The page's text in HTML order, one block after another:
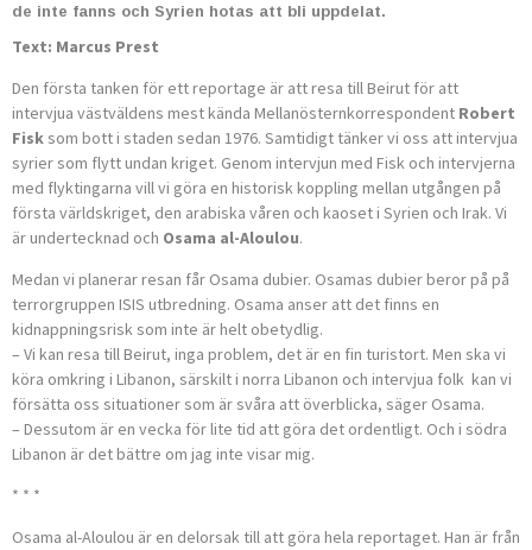
de inte fanns och Syrien hotas att bli uppdelat.
Text: Marcus Prest
Den första tanken för ett reportage är att resa till Beirut för att
intervjua västväldens mest kända Mellanösternkorrespondent Robert
Fisksom bott i staden sedan 1976. Samtidigt tänker vi oss att intervjua
syrier som flytt undan kriget. Genom intervjun med Fisk och intervjerna
med flyktingarna vill vi göra en historisk koppling mellan utgången på
första världskriget, den arabiska våren och kaoset i Syrien och Irak. Vi
är undertecknad och Osama al-Aloulou.
Medan vi planerar resan får Osama dubier. Osamas dubier beror på på
terrorgruppen ISIS utbredning. Osama anser att det finns en
kidnappningsrisk som inte är helt obetydlig.
– Vi kan resa till Beirut, inga problem, det är en fin turistort. Men ska vi
köra omkring i Libanon, särskilt i norra Libanon och intervjua folk kan vi
försätta oss situationer som är svåra att överblicka, säger Osama.
– Dessutom är en vecka för lite tid att göra det ordentligt. Och i södra
Libanon är det bättre om jag inte visar mig.
* * *
Osama al-Aloulou är en delorsak till att göra hela reportaget. Han är från